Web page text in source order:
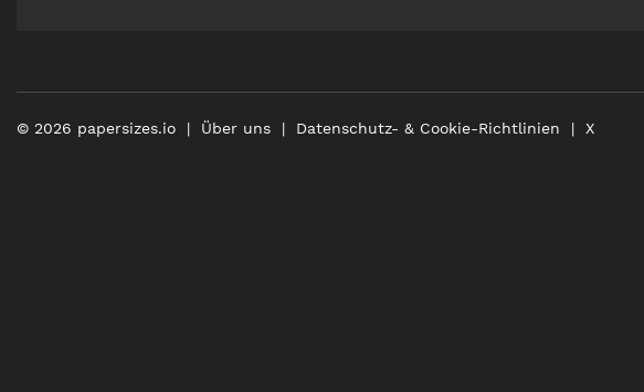
© 2026 papersizes.io Über uns Datenschutz- & Cookie-Richtlinien X